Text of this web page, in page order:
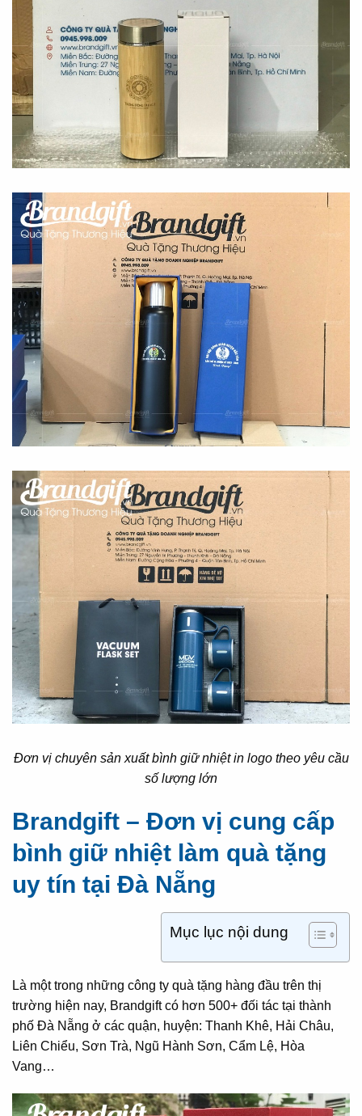
Đơn vị chuyên sản xuất bình giữ nhiệt in logo theo yêu cầu
số lượng lớn
Brandgift – Đơn vị cung cấp
bình giữ nhiệt làm quà tặng
uy tín tại Đà Nẵng
Mục lục nội dung
Là một trong những công ty quà tặng hàng đầu trên thị
trường hiện nay, Brandgift có hơn 500+ đối tác tại thành
phố Đà Nẵng ở các quận, huyện: Thanh Khê, Hải Châu,
Liên Chiểu, Sơn Trà, Ngũ Hành Sơn, Cẩm Lệ, Hòa
Vang…